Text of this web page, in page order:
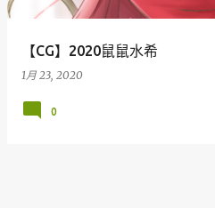
【CG】2020鼠鼠水希
1月 23, 2020
0